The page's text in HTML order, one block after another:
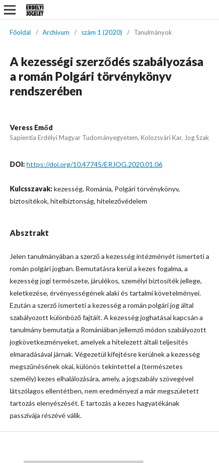
Főoldal / Archívum / szám 1 (2020) / Tanulmányok
A kezességi szerződés szabályozása
a román Polgári törvénykönyv
rendszerében
Veress Emőd
Sapientia Erdélyi Magyar Tudományegyetem, Kolozsvári Kar, Jog Szak
DOI:https://doi.org/10.47745/ERJOG.2020.01.06
Kulcsszavak:kezesség, Románia, Polgári törvénykönyv,
biztosítékok, hitelbiztonság, hitelezővédelem
Absztrakt
Jelen tanulmányában a szerző a kezesség intézményét ismerteti a
román polgári jogban. Bemutatásra kerül a kezes fogalma, a
kezesség jogi természete, járulékos, személyi biztosíték jellege,
keletkezése, érvényességének alaki és tartalmi követelményei.
Ezután a szerző ismerteti a kezesség a román polgári jog által
szabályozott különböző fajtáit. A kezesség joghatásai kapcsán a
tanulmány bemutatja a Romániában jellemző módon szabályozott
jogkövetkezményeket, amelyek a hitelezett általi teljesítés
elmaradásával járnak. Végezetül kifejtésre kerülnek a kezesség
megszűnésének okai, különös tekintettel a (természetes
személy) kezes elhalálozására, amely, a jogszabály szövegével
látszólagos ellentétben, nem eredményezi a már megszületett
tartozás elenyészését. E tartozás a kezes hagyatékának
passzívája részévé válik.